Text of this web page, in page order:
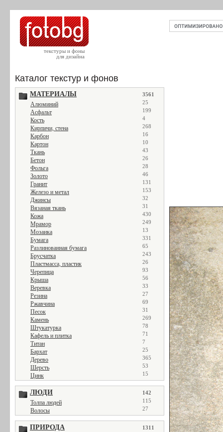
текстуры и фоны
для дизайна
Каталог текстур и фонов
МАТЕРИАЛЫ 3561
Алюминий 25
Асфальт 199
Кость 4
Кирпичи, стена 268
Карбон 16
Картон 10
Ткань 43
Бетон 26
Фольга 28
Золото 46
Гранит 131
Железо и метал 153
Джинсы 32
Вязаная ткань 31
Кожа 430
Мрамор 249
Мозаика 13
Бумага 331
Разлинованная бумага 65
Брусчатка 243
Пластмасса, пластик 26
Черепица 93
Крыша 56
Веревка 33
Резина 27
Ржавчина 69
Песок 31
Камень 269
Штукатурка 78
Кафель и плитка 71
Титан 7
Бархат 25
Дерево 365
Шерсть 53
Цинк 15
ЛЮДИ 142
Толпа людей 115
Волосы 27
ПРИРОДА 1311